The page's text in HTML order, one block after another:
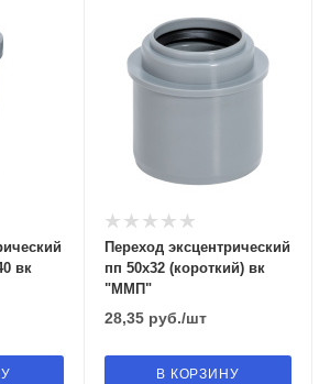
вк
Переход эксцентрический
пп 50х32 (короткий) вк
"ММП"
28,35руб./шт
В КОРЗИНУ